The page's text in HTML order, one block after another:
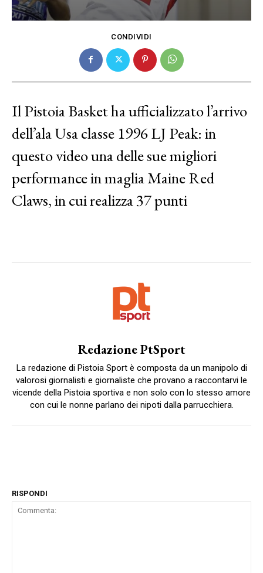
CONDIVIDI
Il Pistoia Basket ha ufficializzato l’arrivo
dell’ala Usa classe 1996 LJ Peak: in
questo video una delle sue migliori
performance in maglia Maine Red
Claws, in cui realizza 37 punti
Redazione PtSport
La redazione di Pistoia Sport è composta da un manipolo di
valorosi giornalisti e giornaliste che provano a raccontarvi le
vicende della Pistoia sportiva e non solo con lo stesso amore
con cui le nonne parlano dei nipoti dalla parrucchiera.
RISPONDI